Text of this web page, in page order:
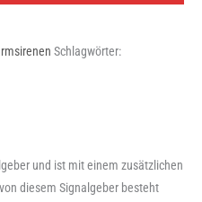
Schlagwörter:
und ist mit einem zusätzlichen
diesem Signalgeber besteht